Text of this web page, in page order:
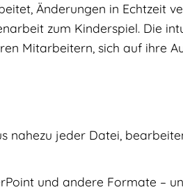
Änderungen in Echtzeit
zum Kinderspiel. Die
Mitarbeitern, sich auf ihre
nahezu jeder Datei,
und andere Formate –